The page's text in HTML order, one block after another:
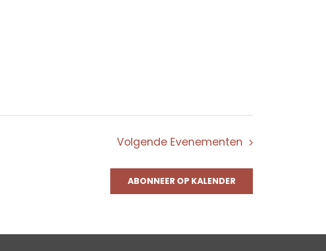
Volgende Evenementen
ABONNEER OP KALENDER